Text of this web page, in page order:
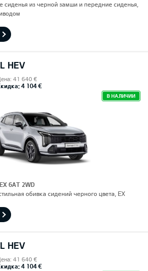
из черной замши и передние сиденья,
HEV
41 640 €
4 104 €
В НАЛИЧИИ
6AT 2WD
обивка сидений черного цвета, EX
HEV
41 640 €
4 104 €